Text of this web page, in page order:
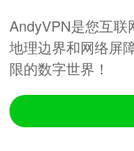
AndyVPN是您互联
地理边界和网络屏
限的数字世界！